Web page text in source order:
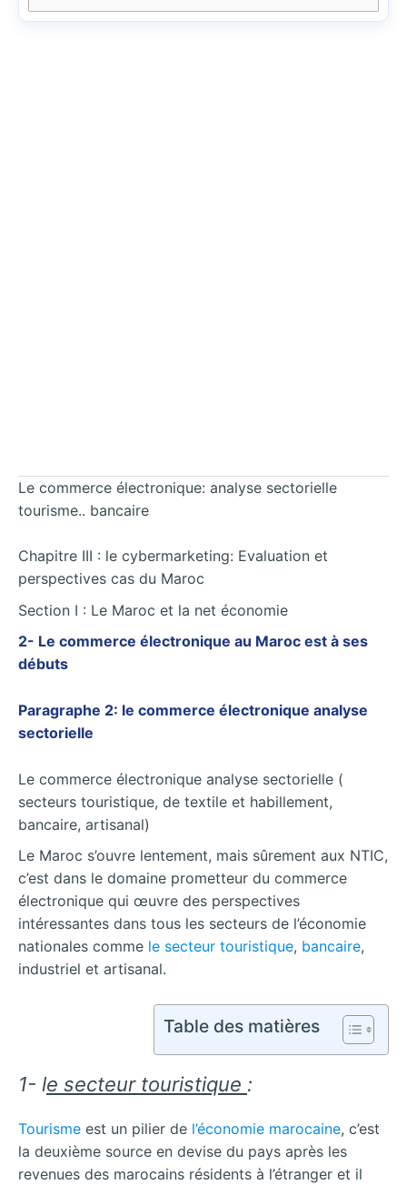
Le commerce électronique: analyse sectorielle
tourisme.. bancaire
Chapitre III : le cybermarketing: Evaluation et
perspectives cas du Maroc
Section I : Le Maroc et la net économie
2- Le commerce électronique au Maroc est à ses
débuts
Paragraphe 2: le commerce électronique analyse
sectorielle
Le commerce électronique analyse sectorielle (
secteurs touristique, de textile et habillement,
bancaire, artisanal)
Le Maroc s’ouvre lentement, mais sûrement aux NTIC,
c’est dans le domaine prometteur du commerce
électronique qui œuvre des perspectives
intéressantes dans tous les secteurs de l’économie
nationales comme le secteur touristique, bancaire,
industriel et artisanal.
Table des matières
1- le secteur touristique :
Tourisme est un pilier de l’économie marocaine, c’est
la deuxième source en devise du pays après les
revenues des marocains résidents à l’étranger et il